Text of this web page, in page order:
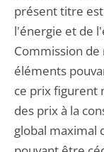
présent titre
l'énergie et de
Commission
éléments
ce prix figurent
des prix à la
global maximal